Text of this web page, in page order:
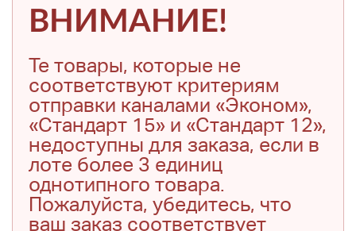
ВНИМАНИЕ!
Те товары, которые не
соответствуют критериям
отправки каналами «Эконом»,
«Стандарт 15» и «Стандарт 12»,
недоступны для заказа, если в
лоте более 3 единиц
однотипного товара.
Пожалуйста, убедитесь, что
ваш заказ соответствует